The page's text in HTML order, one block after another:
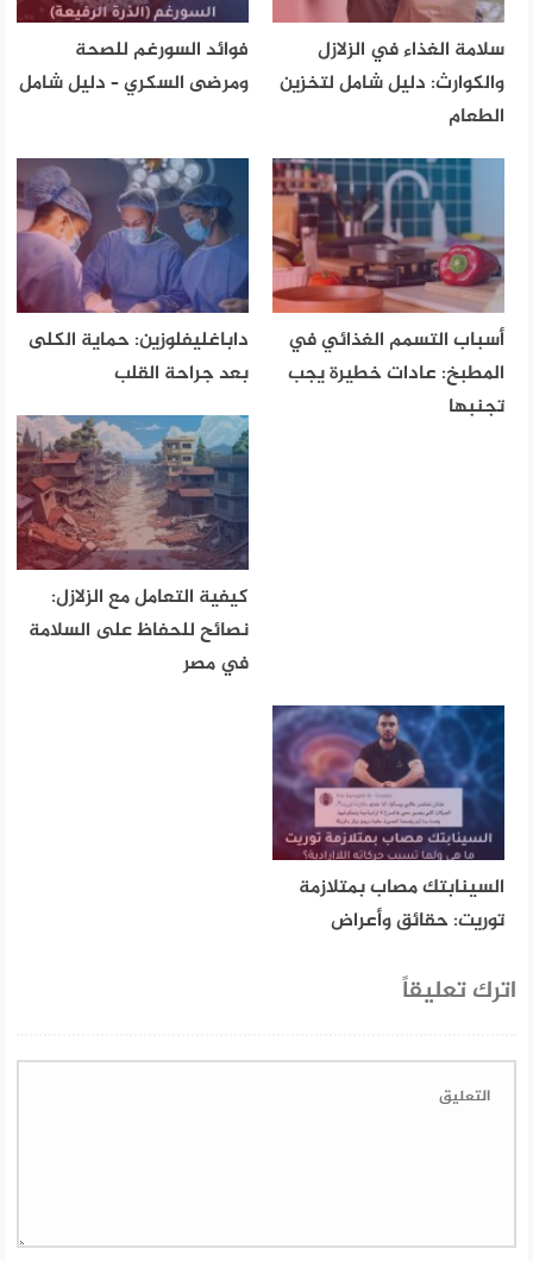
سلامة الغذاء في الزلازل
والكوارث: دليل شامل لتخزين
الطعام
فوائد السورغم للصحة
ومرضى السكري – دليل شامل
أسباب التسمم الغذائي في
المطبخ: عادات خطيرة يجب
تجنبها
داباغليفلوزين: حماية الكلى
بعد جراحة القلب
كيفية التعامل مع الزلازل:
نصائح للحفاظ على السلامة
في مصر
السينابتك مصاب بمتلازمة
توريت: حقائق وأعراض
اترك تعليقاً